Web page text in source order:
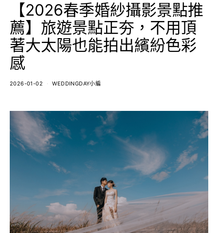
【2026春季婚紗攝影景點推
薦】旅遊景點正夯，不用頂
著大太陽也能拍出繽紛色彩
感
2026-01-02 WEDDINGDAY小編